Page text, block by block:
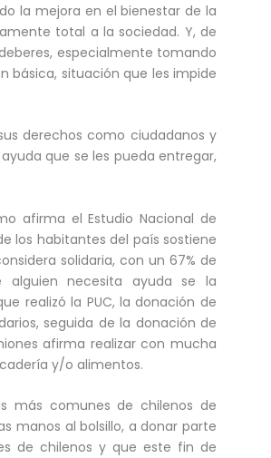
la mejora en el bienestar de la
total a la sociedad. Y, de
especialmente tomando
básica, situación que les impide
derechos como ciudadanos y
que se les pueda entregar,
afirma el Estudio Nacional de
los habitantes del país sostiene
solidaria, con un 67% de
alguien necesita ayuda se la
realizó la PUC, la donación de
seguida de la donación de
afirma realizar con mucha
y/o alimentos.
más comunes de chilenos de
manos al bolsillo, a donar parte
de chilenos y que este fin de